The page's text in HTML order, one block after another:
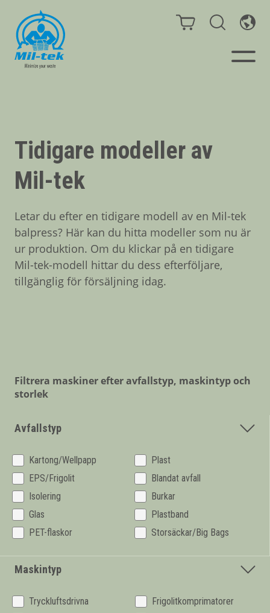
Material
Kundcase
Tidigare modeller av
Mil-tek
Letar du efter en tidigare modell av en Mil-tek
balpress? Här kan du hitta modeller som nu är
ur produktion. Om du klickar på en tidigare
Mil-tek-modell hittar du dess efterföljare,
tillgänglig för försäljning idag.
Filtrera maskiner efter avfallstyp, maskintyp och
storlek
Avfallstyp
Kartong/Wellpapp
Plast
EPS/Frigolit
Blandat avfall
Isolering
Burkar
Glas
Plastband
PET-flaskor
Storsäckar/Big Bags
Maskintyp
Tryckluftsdrivna
Frigolitkomprimatorer